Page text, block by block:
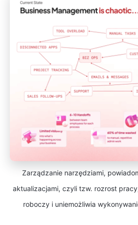
Zarządzanie narzędziami,
aktualizacjami, czyli tzw. rozrost
roboczy i uniemożliwia